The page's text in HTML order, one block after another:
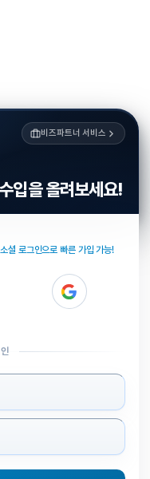
비즈파트너 서비스
입을 올려보세요!
소셜 로그인으로 빠른 가입 가능!